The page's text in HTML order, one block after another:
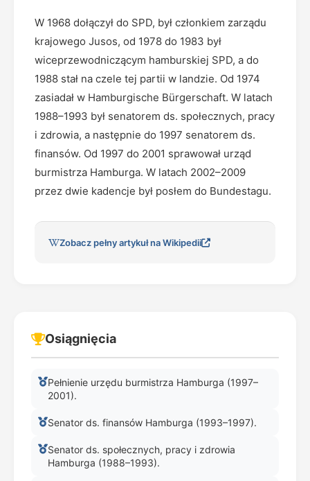
W 1968 dołączył do SPD, był członkiem zarządu
krajowego Jusos, od 1978 do 1983 był
wiceprzewodniczącym hamburskiej SPD, a do
1988 stał na czele tej partii w landzie. Od 1974
zasiadał w Hamburgische Bürgerschaft. W latach
1988–1993 był senatorem ds. społecznych, pracy
i zdrowia, a następnie do 1997 senatorem ds.
finansów. Od 1997 do 2001 sprawował urząd
burmistrza Hamburga. W latach 2002–2009
przez dwie kadencje był posłem do Bundestagu.
Zobacz pełny artykuł na Wikipedii
Osiągnięcia
Pełnienie urzędu burmistrza Hamburga (1997–
2001).
Senator ds. finansów Hamburga (1993–1997).
Senator ds. społecznych, pracy i zdrowia
Hamburga (1988–1993).